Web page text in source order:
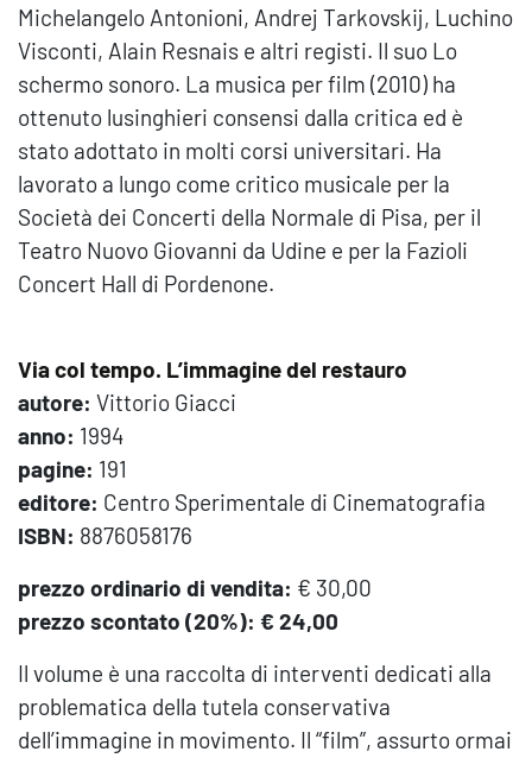
Michelangelo Antonioni, Andrej Tarkovskij, Luchino
Visconti, Alain Resnais e altri registi. Il suo Lo
schermo sonoro. La musica per film (2010) ha
ottenuto lusinghieri consensi dalla critica ed è
stato adottato in molti corsi universitari. Ha
lavorato a lungo come critico musicale per la
Società dei Concerti della Normale di Pisa, per il
Teatro Nuovo Giovanni da Udine e per la Fazioli
Concert Hall di Pordenone.
Via col tempo. L’immagine del restauro
autore: Vittorio Giacci
anno: 1994
pagine: 191
editore: Centro Sperimentale di Cinematografia
ISBN: 8876058176
prezzo ordinario di vendita: € 30,00
prezzo scontato (20%): € 24,00
Il volume è una raccolta di interventi dedicati alla
problematica della tutela conservativa
dell’immagine in movimento. Il “film”, assurto ormai